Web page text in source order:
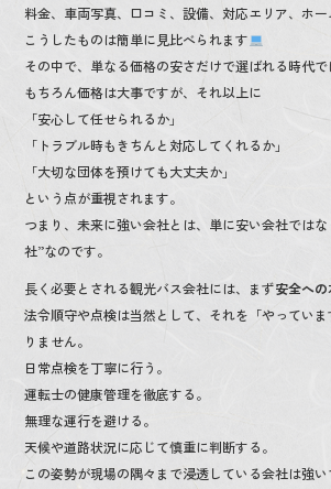
料金、車両写真、口コミ、設備、対応エリア、ホー
こうしたものは簡単に見比べられます
その中で、単なる価格の安さだけで選ばれる時代で
もちろん価格は大事ですが、それ以上に
「安心して任せられるか」
「トラブル時もきちんと対応してくれるか」
「大切な団体を預けても大丈夫か」
という点が重視されます。
つまり、未来に強い会社とは、単に安い会社では
社”なのです。
長く必要とされる観光バス会社には、まず安全へ
法令順守や点検は当然として、それを「やってい
りません。
日常点検を丁寧に行う。
運転士の健康管理を徹底する。
無理な運行を避ける。
天候や道路状況に応じて慎重に判断する。
この姿勢が現場の隅々まで浸透している会社は強い